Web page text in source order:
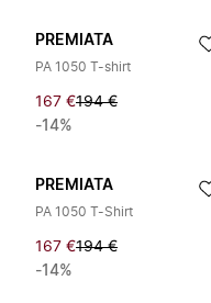
PREMIATA
PA 1050 T-shirt
167 €194 €
-14%
PREMIATA
PA 1050 T-Shirt
167 €194 €
-14%